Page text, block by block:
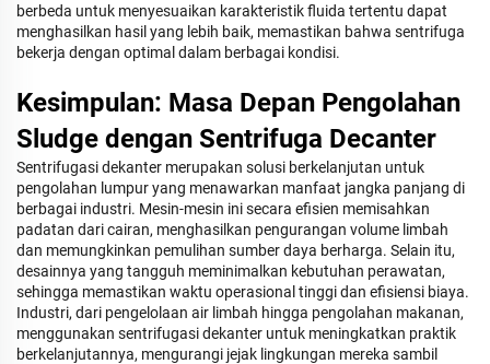
berbeda untuk menyesuaikan karakteristik fluida tertentu dapat
menghasilkan hasil yang lebih baik, memastikan bahwa sentrifuga
bekerja dengan optimal dalam berbagai kondisi.
Kesimpulan: Masa Depan Pengolahan
Sludge dengan Sentrifuga Decanter
Sentrifugasi dekanter merupakan solusi berkelanjutan untuk
pengolahan lumpur yang menawarkan manfaat jangka panjang di
berbagai industri. Mesin-mesin ini secara efisien memisahkan
padatan dari cairan, menghasilkan pengurangan volume limbah
dan memungkinkan pemulihan sumber daya berharga. Selain itu,
desainnya yang tangguh meminimalkan kebutuhan perawatan,
sehingga memastikan waktu operasional tinggi dan efisiensi biaya.
Industri, dari pengelolaan air limbah hingga pengolahan makanan,
menggunakan sentrifugasi dekanter untuk meningkatkan praktik
berkelanjutannya, mengurangi jejak lingkungan mereka sambil